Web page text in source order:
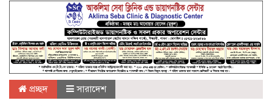
প্রচ্ছদ সারাদেশ